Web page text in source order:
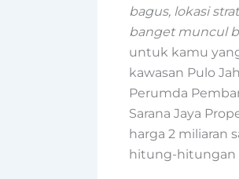
bagus, lokasi
banget muncul
untuk kamu
kawasan Pulo
Perumda
Sarana Jaya
harga 2 miliaran
hitung-hitungan